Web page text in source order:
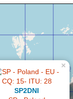
JQ KQ LQ
SP2DNI
×